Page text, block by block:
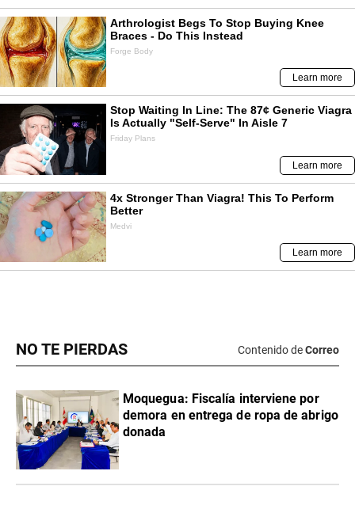
NO TE PIERDAS Contenido deCorreo
Moquegua: Fiscalía interviene por
demora en entrega de ropa de abrigo
donada